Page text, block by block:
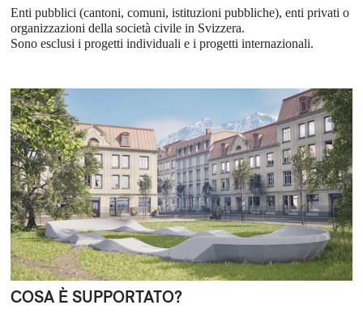
Enti pubblici (cantoni, comuni, istituzioni pubbliche), enti privati o
organizzazioni della società civile in Svizzera.
Sono esclusi i progetti individuali e i progetti internazionali.
COSA È SUPPORTATO?